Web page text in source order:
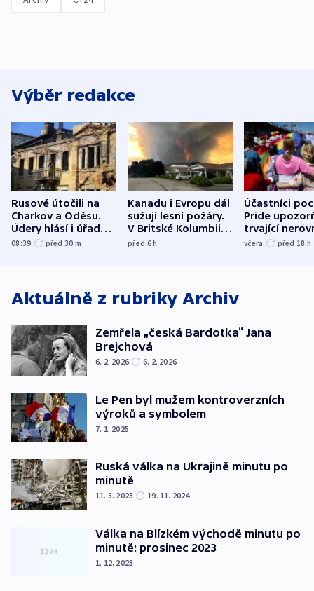
Výběr redakce
Rusové útočili na
Charkov a Oděsu.
Údery hlásí i úřady v
Bělgorodu
08:39 před 30 m
Kanadu i Evropu dál
sužují lesní požáry.
V Britské Kolumbii
evakuovali tisíce lidí
před 6h
Účastníci
Pride
trvající
včera před 18 h
Aktuálně z rubriky Archiv
Zemřela „česká Bardotka“ Jana
Brejchová
6. 2. 2026 6. 2. 2026
Le Pen byl mužem kontroverzních
výroků a symbolem
7. 1. 2025
Ruská válka na Ukrajině minutu po
minutě
11. 5. 2023 19. 11. 2024
Válka na Blízkém východě minutu po
minutě: prosinec 2023
1. 12. 2023